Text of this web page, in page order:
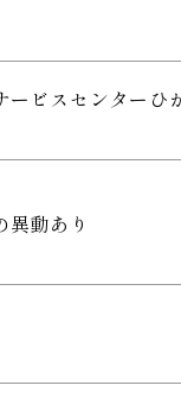
ービスセンターひ
動あり